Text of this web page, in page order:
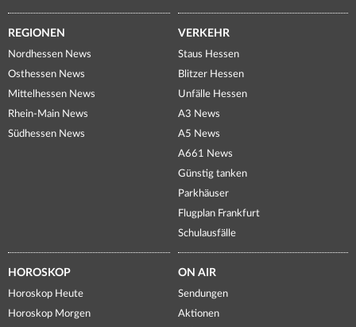
REGIONEN
Nordhessen News
Osthessen News
Mittelhessen News
Rhein-Main News
Südhessen News
VERKEHR
Staus Hessen
Blitzer Hessen
Unfälle Hessen
A3 News
A5 News
A661 News
Günstig tanken
Parkhäuser
Flugplan Frankfurt
Schulausfälle
HOROSKOP
Horoskop Heute
Horoskop Morgen
ON AIR
Sendungen
Aktionen